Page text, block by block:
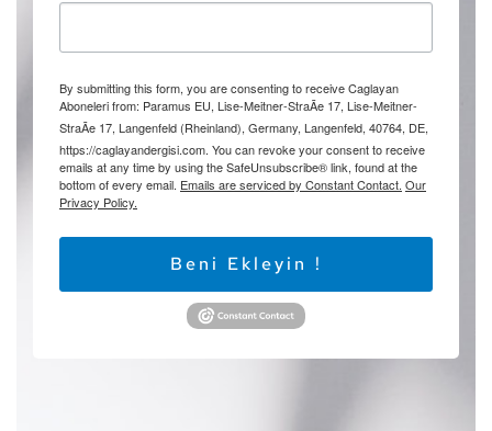
By submitting this form, you are consenting to receive Caglayan
Aboneleri from: Paramus EU, Lise-Meitner-StraÃe 17, Lise-Meitner-
StraÃe 17, Langenfeld (Rheinland), Germany, Langenfeld, 40764, DE,
https://caglayandergisi.com. You can revoke your consent to receive
emails at any time by using the SafeUnsubscribe® link, found at the
bottom of every email. Emails are serviced by Constant Contact. Our
Privacy Policy.
Beni Ekleyin !